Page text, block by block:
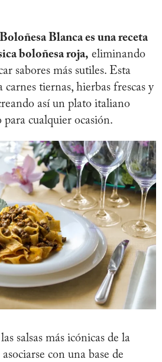
Blanca es una receta
boloñesa roja, eliminando
sabores más sutiles. Esta
tiernas, hierbas frescas y
así un plato italiano
para cualquier ocasión.
salsas más icónicas de la
asociarse con una base de